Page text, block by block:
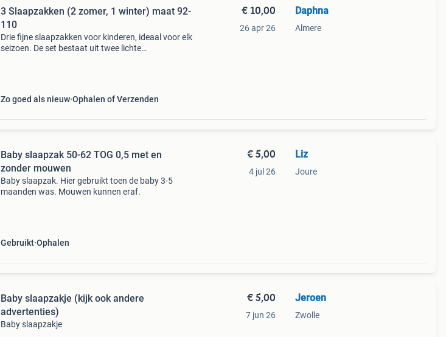
3 Slaapzakken (2 zomer, 1 winter) maat 92-
110
Drie fijne slaapzakken voor kinderen, ideaal voor elk
seizoen. De set bestaat uit twee lichte
Zo goed als nieuw Ophalen of Verzenden
€ 10,00
26 apr 26
Daphna
Almere
Baby slaapzak 50-62 TOG 0,5 met en
zonder mouwen
Baby slaapzak. Hier gebruikt toen de baby 3-5
maanden was. Mouwen kunnen eraf.
Gebruikt Ophalen
€ 5,00
4 jul 26
Liz
Joure
Baby slaapzakje (kijk ook andere
advertenties)
Baby slaapzakje
€ 5,00
7 jun 26
Jeroen
Zwolle